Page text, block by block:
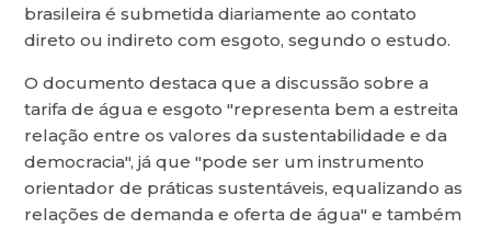
brasileira é submetida diariamente ao contato
direto ou indireto com esgoto, segundo o estudo.
O documento destaca que a discussão sobre a
tarifa de água e esgoto "representa bem a estreita
relação entre os valores da sustentabilidade e da
democracia", já que "pode ser um instrumento
orientador de práticas sustentáveis, equalizando as
relações de demanda e oferta de água" e também